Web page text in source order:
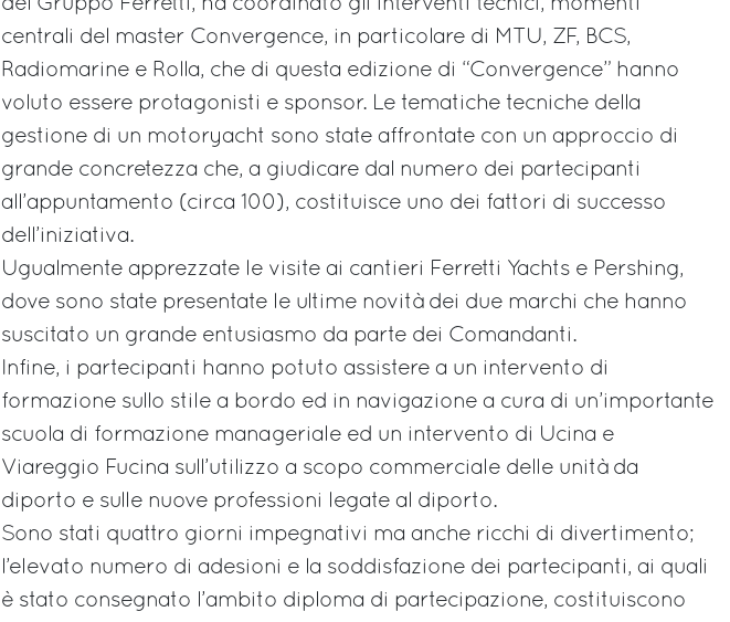
del Gruppo Ferretti, ha coordinato gli interventi tecnici, momenti
centrali del master Convergence, in particolare di MTU, ZF, BCS,
Radiomarine e Rolla, che di questa edizione di “Convergence” hanno
voluto essere protagonisti e sponsor. Le tematiche tecniche della
gestione di un motoryacht sono state affrontate con un approccio di
grande concretezza che, a giudicare dal numero dei partecipanti
all’appuntamento (circa 100), costituisce uno dei fattori di successo
dell’iniziativa.
Ugualmente apprezzate le visite ai cantieri Ferretti Yachts e Pershing,
dove sono state presentate le ultime novità dei due marchi che hanno
suscitato un grande entusiasmo da parte dei Comandanti.
Infine, i partecipanti hanno potuto assistere a un intervento di
formazione sullo stile a bordo ed in navigazione a cura di un’importante
scuola di formazione manageriale ed un intervento di Ucina e
Viareggio Fucina sull’utilizzo a scopo commerciale delle unità da
diporto e sulle nuove professioni legate al diporto.
Sono stati quattro giorni impegnativi ma anche ricchi di divertimento;
l’elevato numero di adesioni e la soddisfazione dei partecipanti, ai quali
è stato consegnato l’ambito diploma di partecipazione, costituiscono